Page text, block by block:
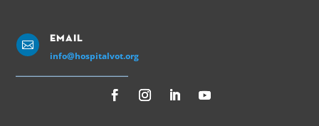

Email
info@hospitalvot.org